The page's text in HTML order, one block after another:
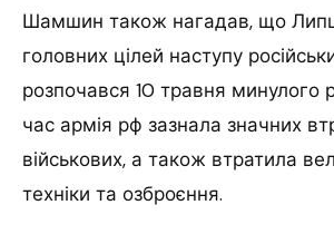
Шамшин також нагадав, що
головних цілей наступу
розпочався 10 травня минулого
час армія рф зазнала значних
військових, а також втратила
техніки та озброєння.